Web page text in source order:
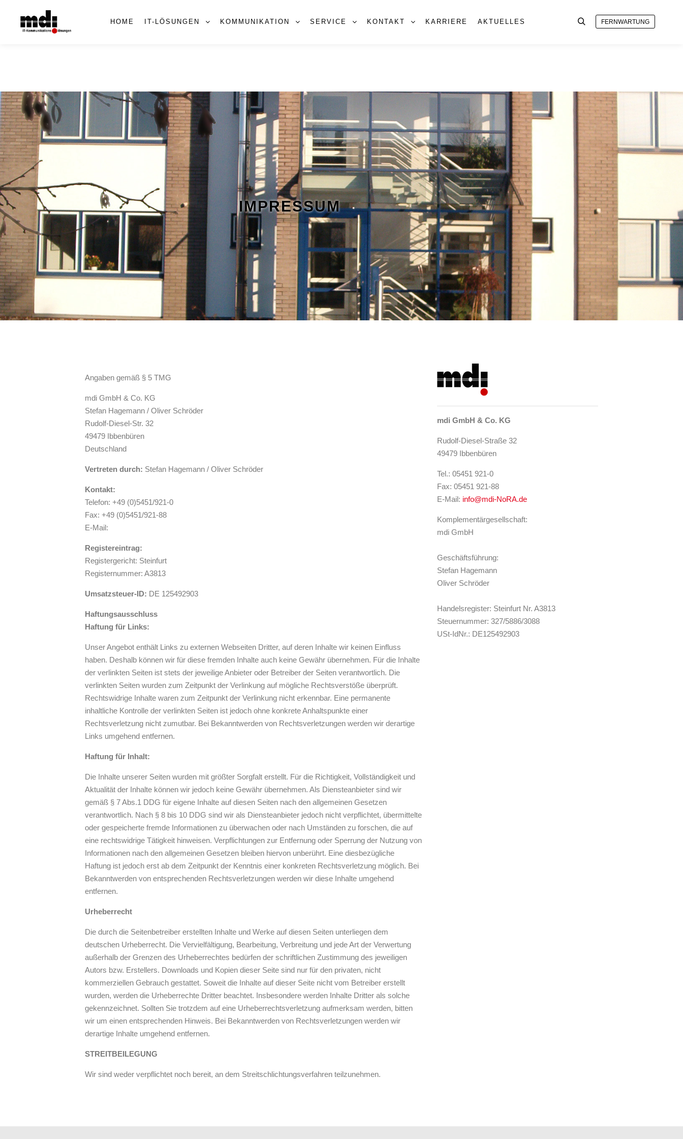
HOME IT-LÖSUNGEN KOMMUNIKATION SERVICE KONTAKT KARRIERE AKTUELLES FERNWARTUNG
IMPRESSUM
Angaben gemäß § 5 TMG
mdi GmbH & Co. KG
Stefan Hagemann / Oliver Schröder
Rudolf-Diesel-Str. 32
49479 Ibbenbüren
Deutschland
Vertreten durch: Stefan Hagemann / Oliver Schröder
Kontakt:
Telefon: +49 (0)5451/921-0
Fax: +49 (0)5451/921-88
E-Mail:
Registereintrag:
Registergericht: Steinfurt
Registernummer: A3813
Umsatzsteuer-ID: DE 125492903
Haftungsausschluss
Haftung für Links:
Unser Angebot enthält Links zu externen Webseiten Dritter, auf deren Inhalte wir keinen Einfluss
haben. Deshalb können wir für diese fremden Inhalte auch keine Gewähr übernehmen. Für die Inhalte
der verlinkten Seiten ist stets der jeweilige Anbieter oder Betreiber der Seiten verantwortlich. Die
verlinkten Seiten wurden zum Zeitpunkt der Verlinkung auf mögliche Rechtsverstöße überprüft.
Rechtswidrige Inhalte waren zum Zeitpunkt der Verlinkung nicht erkennbar. Eine permanente
inhaltliche Kontrolle der verlinkten Seiten ist jedoch ohne konkrete Anhaltspunkte einer
Rechtsverletzung nicht zumutbar. Bei Bekanntwerden von Rechtsverletzungen werden wir derartige
Links umgehend entfernen.
Haftung für Inhalt:
Die Inhalte unserer Seiten wurden mit größter Sorgfalt erstellt. Für die Richtigkeit, Vollständigkeit und
Aktualität der Inhalte können wir jedoch keine Gewähr übernehmen. Als Diensteanbieter sind wir
gemäß § 7 Abs.1 DDG für eigene Inhalte auf diesen Seiten nach den allgemeinen Gesetzen
verantwortlich. Nach § 8 bis 10 DDG sind wir als Diensteanbieter jedoch nicht verpflichtet, übermittelte
oder gespeicherte fremde Informationen zu überwachen oder nach Umständen zu forschen, die auf
eine rechtswidrige Tätigkeit hinweisen. Verpflichtungen zur Entfernung oder Sperrung der Nutzung von
Informationen nach den allgemeinen Gesetzen bleiben hiervon unberührt. Eine diesbezügliche
Haftung ist jedoch erst ab dem Zeitpunkt der Kenntnis einer konkreten Rechtsverletzung möglich. Bei
Bekanntwerden von entsprechenden Rechtsverletzungen werden wir diese Inhalte umgehend
entfernen.
Urheberrecht
Die durch die Seitenbetreiber erstellten Inhalte und Werke auf diesen Seiten unterliegen dem
deutschen Urheberrecht. Die Vervielfältigung, Bearbeitung, Verbreitung und jede Art der Verwertung
außerhalb der Grenzen des Urheberrechtes bedürfen der schriftlichen Zustimmung des jeweiligen
Autors bzw. Erstellers. Downloads und Kopien dieser Seite sind nur für den privaten, nicht
kommerziellen Gebrauch gestattet. Soweit die Inhalte auf dieser Seite nicht vom Betreiber erstellt
wurden, werden die Urheberrechte Dritter beachtet. Insbesondere werden Inhalte Dritter als solche
gekennzeichnet. Sollten Sie trotzdem auf eine Urheberrechtsverletzung aufmerksam werden, bitten
wir um einen entsprechenden Hinweis. Bei Bekanntwerden von Rechtsverletzungen werden wir
derartige Inhalte umgehend entfernen.
STREITBEILEGUNG
Wir sind weder verpflichtet noch bereit, an dem Streitschlichtungsverfahren teilzunehmen.
mdi GmbH & Co. KG
Rudolf-Diesel-Straße 32
49479 Ibbenbüren
Tel.: 05451 921-0
Fax: 05451 921-88
E-Mail: info@mdi-NoRA.de
Komplementärgesellschaft:
mdi GmbH
Geschäftsführung:
Stefan Hagemann
Oliver Schröder
Handelsregister: Steinfurt Nr. A3813
Steuernummer: 327/5886/3088
USt-IdNr.: DE125492903